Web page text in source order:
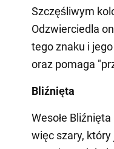
Szczęśliwym
Odzwierciedla
tego znaku i
oraz pomaga
Bliźnięta
Wesołe
więc szary, który